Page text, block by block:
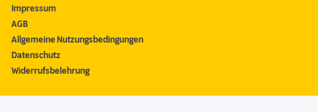
Impressum
AGB
Allgemeine Nutzungsbedingungen
Datenschutz
Widerrufsbelehrung